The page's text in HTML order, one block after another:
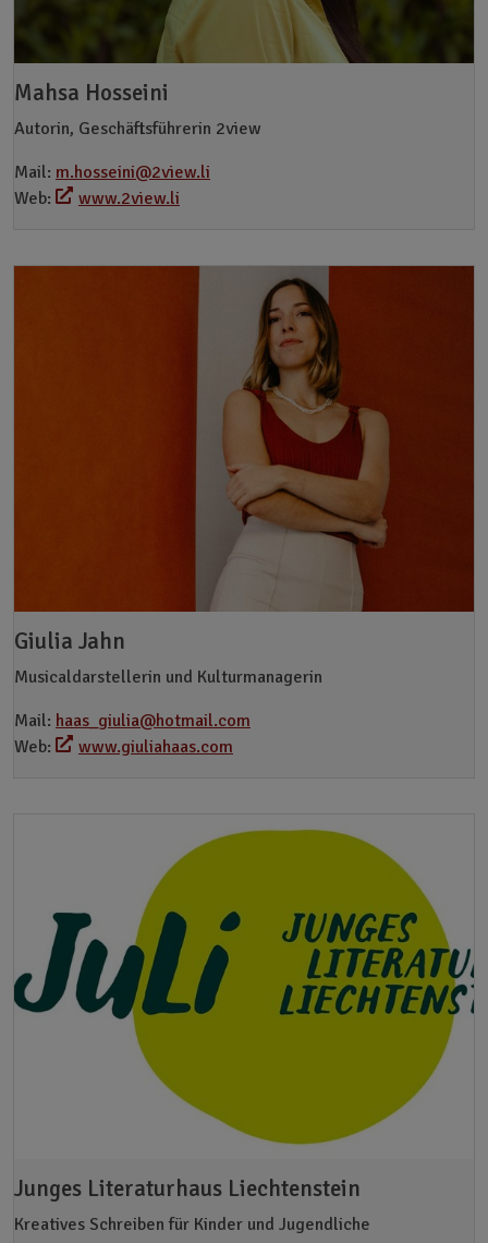
Mahsa Hosseini
Autorin, Geschäftsführerin 2view
Mail: m.hosseini@2view.li
Web:
www.2view.li
Giulia Jahn
Musicaldarstellerin und Kulturmanagerin
Mail: haas_giulia@hotmail.com
Web:
www.giuliahaas.com
Junges Literaturhaus Liechtenstein
Kreatives Schreiben für Kinder und Jugendliche